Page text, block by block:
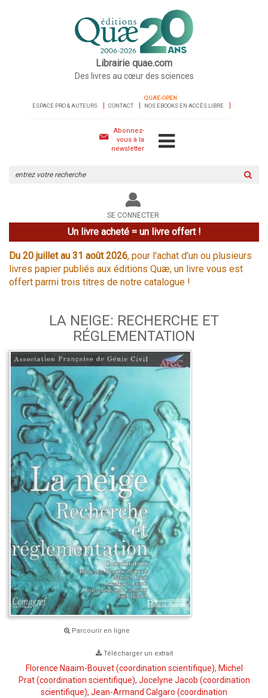
Librairie quae.com
Des livres au cœur des sciences
ESPACE PRO & AUTEURS CONTACT
QUAE-OPEN
NOS EBOOKS EN ACCÈS LIBRE
Abonnez-
vous à la
newsletter
le
site
SE CONNECTER
Un livre acheté = un livre offert !
Du 20 juillet au 31 août 2026, pour l'achat d'un ou plusieurs
livres papier publiés aux éditions Quæ, un livre vous est
offert parmi trois titres de notre catalogue !
LA NEIGE: RECHERCHE ET
RÉGLEMENTATION
Parcourir en ligne
Télécharger un extrait
Florence Naaim-Bouvet(coordination scientifique), Michel
Prat(coordination scientifique), Jocelyne Jacob (coordination
scientifique), Jean-Armand Calgaro (coordination